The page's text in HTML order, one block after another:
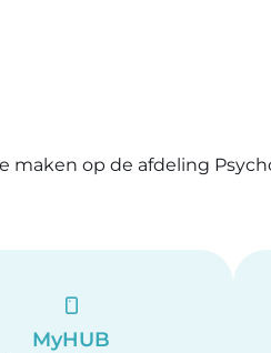
maken op de afdeling
MyHUB